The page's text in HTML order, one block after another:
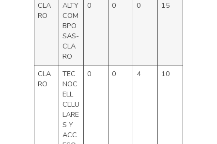
CLA
RO
ALTY
COM
BPO
SAS-
CLA
RO
0 0 0 15
CLA
RO
TEC
NOC
ELL
CELU
LARE
S Y
ACC
0 0 4 10